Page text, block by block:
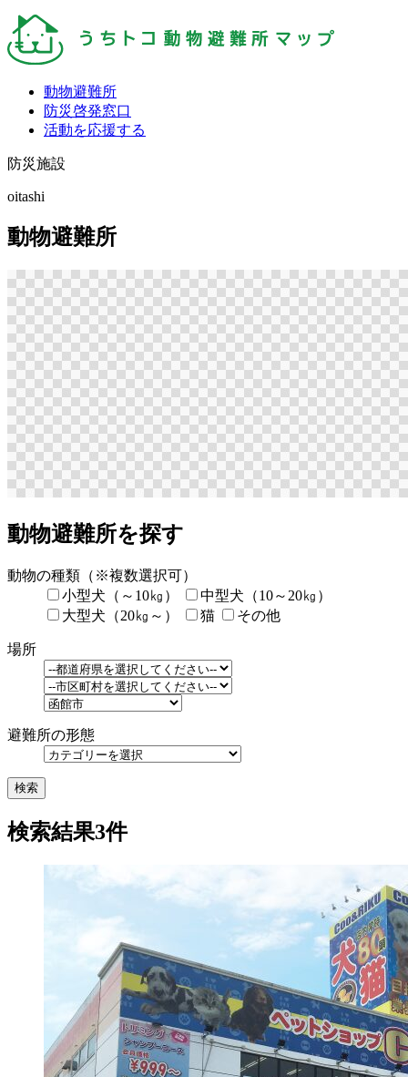
動物避難所
防災啓発窓口
活動を応援する
防災施設
oitashi
動物避難所
動物避難所を探す
動物の種類 （※複数選択可）
小型犬（～10㎏）
中型犬（10～20㎏）
大型犬（20㎏～）
猫 その他
場所
避難所の形態
検索
検索結果3件